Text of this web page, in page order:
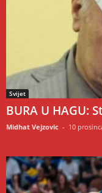
Svijet
BURA U HAGU:
Midhat Vejzovic - 10